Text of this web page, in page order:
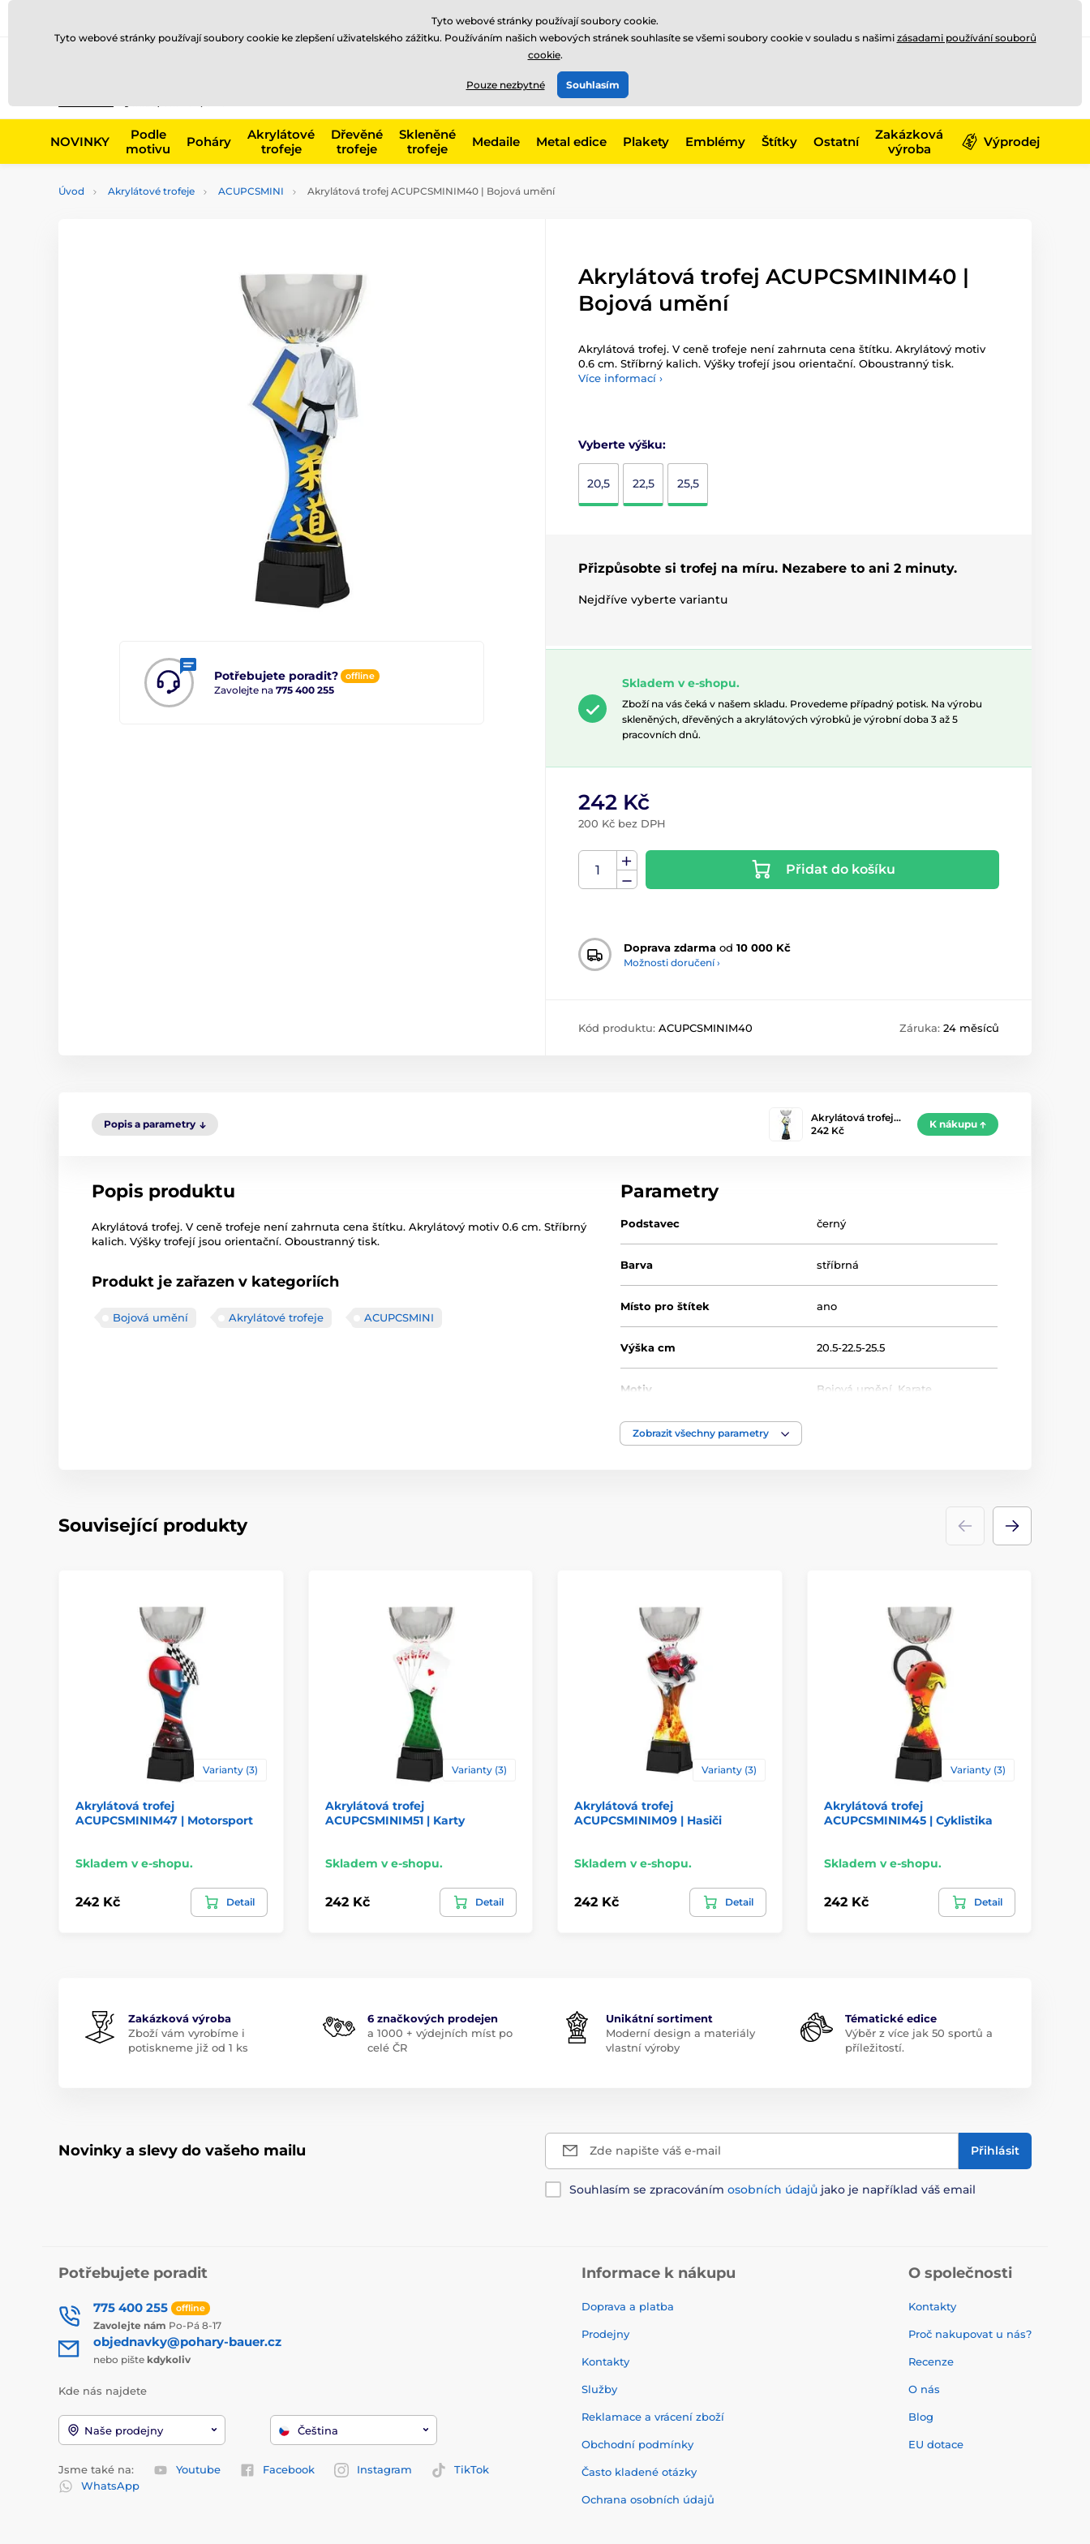
775 400 255
Zavolejte nám
NOVINKY
Podle
motivu
Poháry
Akrylátové
trofeje
Dřevěné
trofeje
Skleněné
trofeje
Medaile Metal edice Plakety Emblémy Štítky Ostatní
Zakázková
výroba
Výprodej
Úvod Akrylátové trofeje ACUPCSMINI Akrylátová trofej ACUPCSMINIM40 | Bojová umění
Potřebujete poradit? offline
Zavolejte na 775 400 255
Akrylátová trofej ACUPCSMINIM40 |
Bojová umění
Akrylátová trofej. V ceně trofeje není zahrnuta cena štítku. Akrylátový motiv
0.6 cm. Stříbrný kalich. Výšky trofejí jsou orientační. Oboustranný tisk.
Více informací ›
Vyberte výšku:
20,5 22,5 25,5
Přizpůsobte si trofej na míru. Nezabere to ani 2 minuty.
Nejdříve vyberte variantu
Skladem v e-shopu.
Zboží na vás čeká v našem skladu. Provedeme případný potisk. Na výrobu
skleněných, dřevěných a akrylátových výrobků je výrobní doba 3 až 5
pracovních dnů.
242 Kč
200 Kč bez DPH
Přidat do košíku
Doprava zdarma od 10 000 Kč
Možnosti doručení ›
Kód produktu: ACUPCSMINIM40 Záruka: 24 měsíců
Popis a parametry
Akrylátová trofej…
242 Kč
K nákupu
Popis produktu
Akrylátová trofej. V ceně trofeje není zahrnuta cena štítku. Akrylátový motiv 0.6 cm. Stříbrný
kalich. Výšky trofejí jsou orientační. Oboustranný tisk.
Produkt je zařazen v kategoriích
Bojová umění Akrylátové trofeje ACUPCSMINI
Parametry
Podstavec černý
Barva stříbrná
Místo pro štítek ano
Výška cm 20.5-22.5-25.5
Motiv Bojová umění Karate
Typ ocenění
Zobrazit všechny parametry
Související produkty
Varianty (3)
Akrylátová trofej
ACUPCSMINIM47 | Motorsport
Skladem v e-shopu.
242 Kč Detail
Varianty (3)
Akrylátová trofej
ACUPCSMINIM51 | Karty
Skladem v e-shopu.
242 Kč Detail
Varianty (3)
Akrylátová trofej
ACUPCSMINIM09 | Hasiči
Skladem v e-shopu.
242 Kč Detail
Varianty (3)
Akrylátová trofej
ACUPCSMINIM45 | Cyklistika
Skladem v e-shopu.
242 Kč Detail
Zakázková výroba
Zboží vám vyrobíme i
potiskneme již od 1 ks
6 značkových prodejen
a 1000 + výdejních míst po
celé ČR
Unikátní sortiment
Moderní design a materiály
vlastní výroby
Tématické edice
Výběr z více jak 50 sportů a
příležitostí.
Novinky a slevy do vašeho mailu Zde napište váš e-mail Přihlásit
Souhlasím se zpracováním osobních údajů jako je například váš email
Potřebujete poradit
775 400 255 offline
Zavolejte nám Po-Pá 8-17
objednavky@pohary-bauer.cz
nebo pište kdykoliv
Kde nás najdete
Naše prodejny Čeština
Jsme také na: Youtube Facebook Instagram
TikTok
WhatsApp
Informace k nákupu
Doprava a platba
Prodejny
Kontakty
Služby
Reklamace a vrácení zboží
Obchodní podmínky
Často kladené otázky
Ochrana osobních údajů
O společnosti
Kontakty
Proč nakupovat u nás?
Recenze
O nás
Blog
EU dotace
Tyto webové stránky používají soubory cookie.
Tyto webové stránky používají soubory cookie ke zlepšení uživatelského zážitku. Používáním našich webových stránek souhlasíte se všemi soubory cookie v souladu s našimi zásadami používání souborů
cookie.
Pouze nezbytné Souhlasím